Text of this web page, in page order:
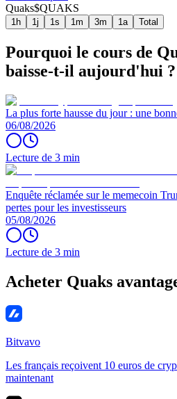
Quaks$QUAKS
1h 1j 1s 1m 3m 1a Total
Pourquoi le cours de
baisse-t-il aujourd'hui ?
La plus forte hausse du jour : une
06/08/2026
Lecture de 3 min
Enquête réclamée sur le memecoin
pertes pour les investisseurs
05/08/2026
Lecture de 3 min
Acheter Quaks
Bitvavo
Les français reçoivent 10 euros de
maintenant